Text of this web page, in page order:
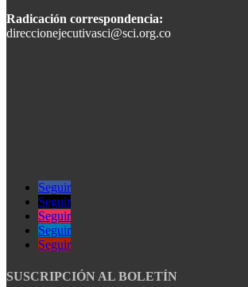
Radicación correspondencia:
direccionejecutivasci@sci.org.co
Seguir
Seguir
Seguir
Seguir
Seguir
SUSCRIPCIÓN AL BOLETÍN